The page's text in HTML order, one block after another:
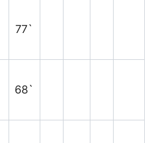
77`
68`